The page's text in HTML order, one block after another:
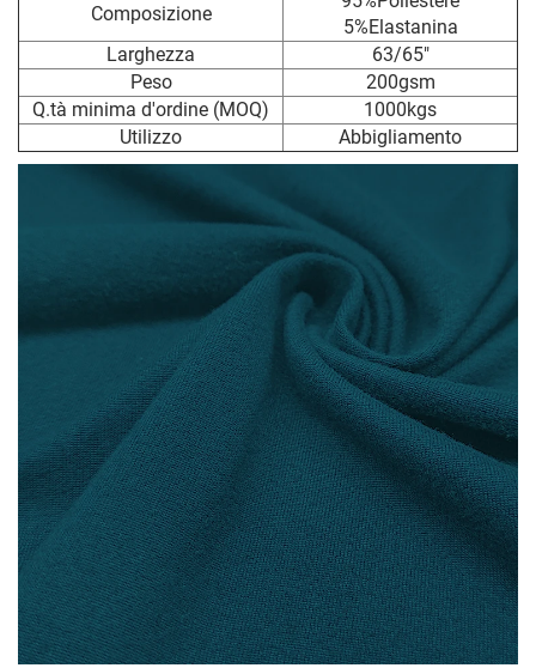
Composizione
5%Elastanina
Larghezza
63/65"
Peso
200gsm
Q.tà minima d'ordine (MOQ)
1000kgs
Utilizzo
Abbigliamento